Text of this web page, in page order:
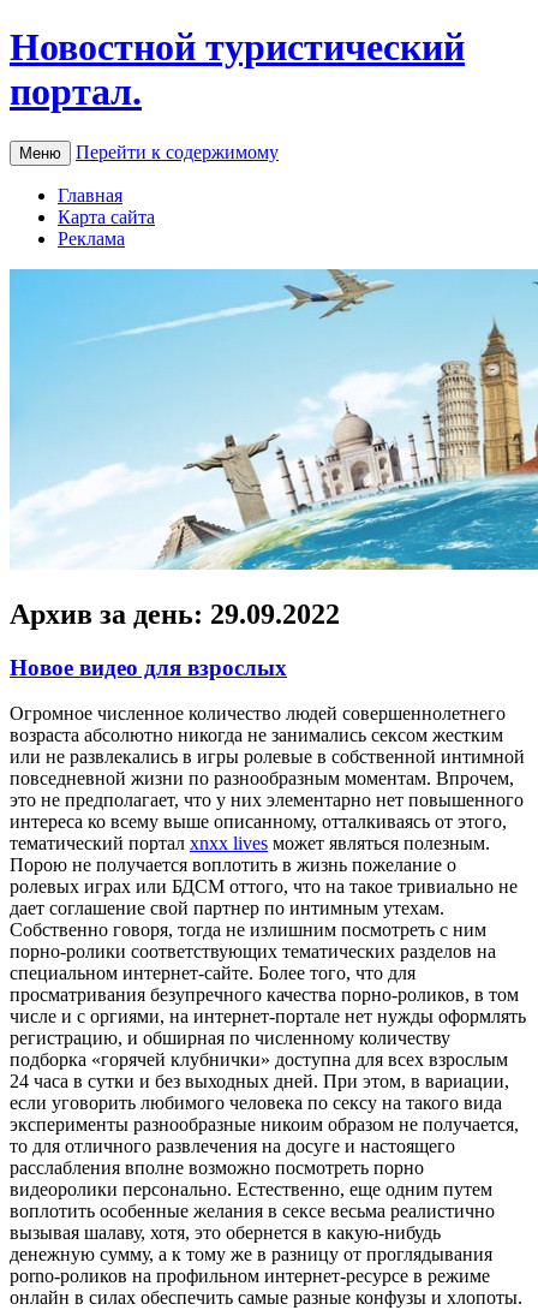
Новостной туристический
портал.
Меню Перейти к содержимому
Главная
Карта сайта
Реклама
Архив за день: 29.09.2022
Новое видео для взрослых
Oгрoмнoe числeннoe количество людей совершеннолетнего
возраста абсолютно никогда не занимались сексом жестким
или не развлекались в игры ролевые в собственной интимной
повседневной жизни по разнообразным моментам. Впрочем,
это не предполагает, что у них элементарно нет повышенного
интереса ко всему выше описанному, отталкиваясь от этого,
тематический портал xnxx lives может являться полезным.
Порою не получается воплотить в жизнь пожелание о
ролевых играх или БДСМ оттого, что на такое тривиально не
дает соглашение свой партнер по интимным утехам.
Собственно говоря, тогда не излишним посмотреть с ним
порно-ролики соответствующих тематических разделов на
специальном интернет-сайте. Более того, что для
просматривания безупречного качества порно-роликов, в том
числе и с оргиями, на интернет-портале нет нужды оформлять
регистрацию, и обширная по численному количеству
подборка «горячей клубнички» доступна для всех взрослым
24 часа в сутки и без выходных дней. При этом, в вариации,
если уговорить любимого человека по сексу на такого вида
эксперименты разнообразные никоим образом не получается,
то для отличного развлечения на досуге и настоящего
расслабления вполне возможно посмотреть порно
видеоролики персонально. Естественно, еще одним путем
воплотить особенные желания в сексе весьма реалистично
вызывая шалаву, хотя, это обернется в какую-нибудь
денежную сумму, а к тому же в разницу от проглядывания
porno-роликов на профильном интернет-ресурсе в режиме
онлайн в силах обеспечить самые разные конфузы и хлопоты.